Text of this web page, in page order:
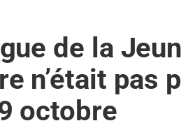
de la
n’était pas
octobre